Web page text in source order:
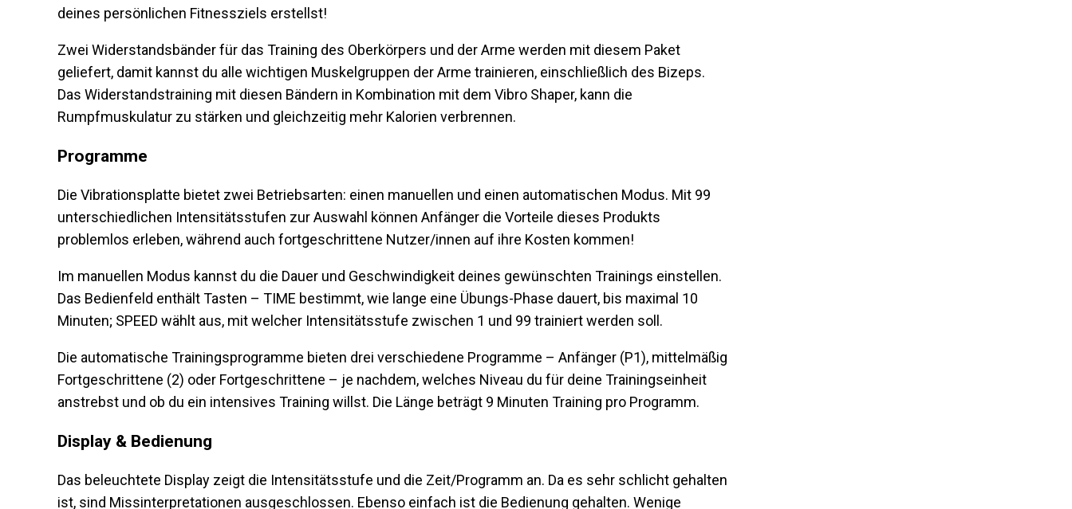
deines persönlichen Fitnessziels erstellst!
Zwei Widerstandsbänder für das Training des Oberkörpers und der Arme werden mit diesem Paket
geliefert, damit kannst du alle wichtigen Muskelgruppen der Arme trainieren, einschließlich des Bizeps.
Das Widerstandstraining mit diesen Bändern in Kombination mit dem Vibro Shaper, kann die
Rumpfmuskulatur zu stärken und gleichzeitig mehr Kalorien verbrennen.
Programme
Die Vibrationsplatte bietet zwei Betriebsarten: einen manuellen und einen automatischen Modus. Mit 99
unterschiedlichen Intensitätsstufen zur Auswahl können Anfänger die Vorteile dieses Produkts
problemlos erleben, während auch fortgeschrittene Nutzer/innen auf ihre Kosten kommen!
Im manuellen Modus kannst du die Dauer und Geschwindigkeit deines gewünschten Trainings einstellen.
Das Bedienfeld enthält Tasten – TIME bestimmt, wie lange eine Übungs-Phase dauert, bis maximal 10
Minuten; SPEED wählt aus, mit welcher Intensitätsstufe zwischen 1 und 99 trainiert werden soll.
Die automatische Trainingsprogramme bieten drei verschiedene Programme – Anfänger (P1), mittelmäßig
Fortgeschrittene (2) oder Fortgeschrittene – je nachdem, welches Niveau du für deine Trainingseinheit
anstrebst und ob du ein intensives Training willst. Die Länge beträgt 9 Minuten Training pro Programm.
Display & Bedienung
Das beleuchtete Display zeigt die Intensitätsstufe und die Zeit/Programm an. Da es sehr schlicht gehalten
ist, sind Missinterpretationen ausgeschlossen. Ebenso einfach ist die Bedienung gehalten. Wenige